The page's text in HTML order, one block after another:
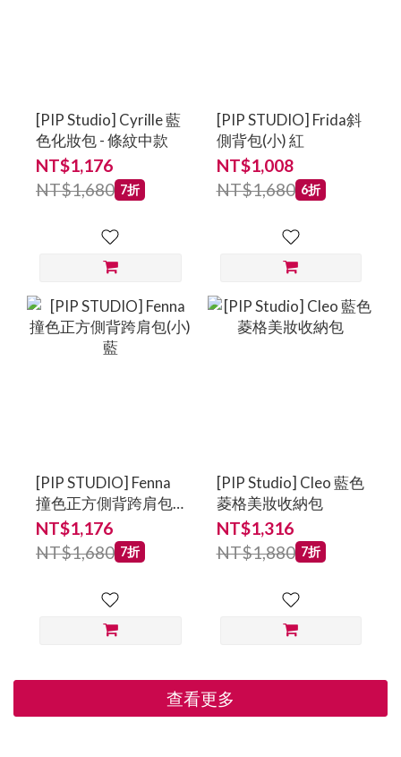
[PIP Studio] Cyrille 藍
色化妝包 - 條紋中款
NT$1,176
NT$1,680 7折
[PIP STUDIO] Frida斜
側背包(小) 紅
NT$1,008
NT$1,680 6折
[PIP STUDIO] Fenna
撞色正方側背跨肩包
(小) 藍
NT$1,176
NT$1,680 7折
[PIP Studio] Cleo 藍色
菱格美妝收納包
NT$1,316
NT$1,880 7折
查看更多